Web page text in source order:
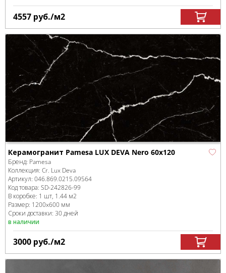
4557 руб./м2
Керамогранит Pamesa LUX DEVA Nero 60x120
Бренд: Pamesa
Коллекция: Cr. Lux Deva
Артикул: 046.869.0215.09564
Код товара: SD-242826-99
В коробке: 1 шт, 1.44 м2
Размер: 1200x600 мм
Сроки доставки: 30 дней
в наличии
3000 руб./м2